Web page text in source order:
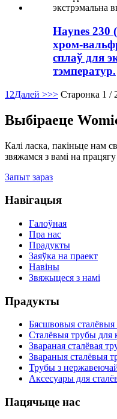
Haynes 230
хром-
сплаў для
тэмператур.
1 2Далей >>> Старонка 1 /
Выбіраеце
Калі ласка, пакіньце нам
звяжамся з вамі на працягу
Запыт зараз
Навігацыя
Галоўная
Пра нас
Прадукты
Заяўка на праект
Навіны
Звяжыцеся з намі
Прадукты
Бясшвовыя
Сталёвыя трубы для
Звараная сталёвая
Звараныя сталёвыя
Трубы з нержавеючай
Аксесуары для
Пацячыце нас